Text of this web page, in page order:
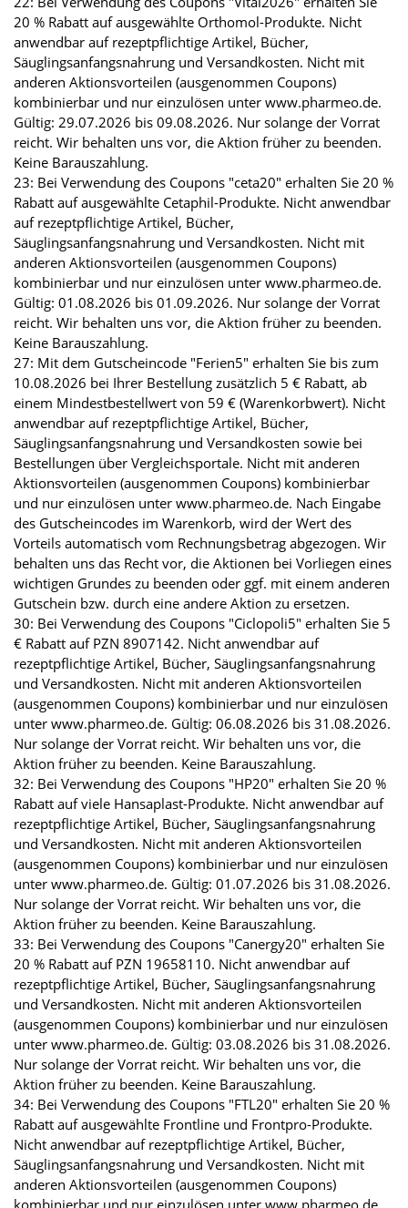
20 % Rabatt auf ausgewählte Orthomol-Produkte. Nicht
anwendbar auf rezeptpflichtige Artikel, Bücher,
Säuglingsanfangsnahrung und Versandkosten. Nicht mit
anderen Aktionsvorteilen (ausgenommen Coupons)
kombinierbar und nur einzulösen unter www.pharmeo.de.
Gültig: 29.07.2026 bis 09.08.2026. Nur solange der Vorrat
reicht. Wir behalten uns vor, die Aktion früher zu beenden.
Keine Barauszahlung.
23: Bei Verwendung des Coupons "ceta20" erhalten Sie 20 %
Rabatt auf ausgewählte Cetaphil-Produkte. Nicht anwendbar
auf rezeptpflichtige Artikel, Bücher,
Säuglingsanfangsnahrung und Versandkosten. Nicht mit
anderen Aktionsvorteilen (ausgenommen Coupons)
kombinierbar und nur einzulösen unter www.pharmeo.de.
Gültig: 01.08.2026 bis 01.09.2026. Nur solange der Vorrat
reicht. Wir behalten uns vor, die Aktion früher zu beenden.
Keine Barauszahlung.
27: Mit dem Gutscheincode "Ferien5" erhalten Sie bis zum
10.08.2026 bei Ihrer Bestellung zusätzlich 5 € Rabatt, ab
einem Mindestbestellwert von 59 € (Warenkorbwert). Nicht
anwendbar auf rezeptpflichtige Artikel, Bücher,
Säuglingsanfangsnahrung und Versandkosten sowie bei
Bestellungen über Vergleichsportale. Nicht mit anderen
Aktionsvorteilen (ausgenommen Coupons) kombinierbar
und nur einzulösen unter www.pharmeo.de. Nach Eingabe
des Gutscheincodes im Warenkorb, wird der Wert des
Vorteils automatisch vom Rechnungsbetrag abgezogen. Wir
behalten uns das Recht vor, die Aktionen bei Vorliegen eines
wichtigen Grundes zu beenden oder ggf. mit einem anderen
Gutschein bzw. durch eine andere Aktion zu ersetzen.
30: Bei Verwendung des Coupons "Ciclopoli5" erhalten Sie 5
€ Rabatt auf PZN 8907142. Nicht anwendbar auf
rezeptpflichtige Artikel, Bücher, Säuglingsanfangsnahrung
und Versandkosten. Nicht mit anderen Aktionsvorteilen
(ausgenommen Coupons) kombinierbar und nur einzulösen
unter www.pharmeo.de. Gültig: 06.08.2026 bis 31.08.2026.
Nur solange der Vorrat reicht. Wir behalten uns vor, die
Aktion früher zu beenden. Keine Barauszahlung.
32: Bei Verwendung des Coupons "HP20" erhalten Sie 20 %
Rabatt auf viele Hansaplast-Produkte. Nicht anwendbar auf
rezeptpflichtige Artikel, Bücher, Säuglingsanfangsnahrung
und Versandkosten. Nicht mit anderen Aktionsvorteilen
(ausgenommen Coupons) kombinierbar und nur einzulösen
unter www.pharmeo.de. Gültig: 01.07.2026 bis 31.08.2026.
Nur solange der Vorrat reicht. Wir behalten uns vor, die
Aktion früher zu beenden. Keine Barauszahlung.
33: Bei Verwendung des Coupons "Canergy20" erhalten Sie
20 % Rabatt auf PZN 19658110. Nicht anwendbar auf
rezeptpflichtige Artikel, Bücher, Säuglingsanfangsnahrung
und Versandkosten. Nicht mit anderen Aktionsvorteilen
(ausgenommen Coupons) kombinierbar und nur einzulösen
unter www.pharmeo.de. Gültig: 03.08.2026 bis 31.08.2026.
Nur solange der Vorrat reicht. Wir behalten uns vor, die
Aktion früher zu beenden. Keine Barauszahlung.
34: Bei Verwendung des Coupons "FTL20" erhalten Sie 20 %
Rabatt auf ausgewählte Frontline und Frontpro-Produkte.
Nicht anwendbar auf rezeptpflichtige Artikel, Bücher,
Säuglingsanfangsnahrung und Versandkosten. Nicht mit
anderen Aktionsvorteilen (ausgenommen Coupons)
kombinierbar und nur einzulösen unter www.pharmeo.de.